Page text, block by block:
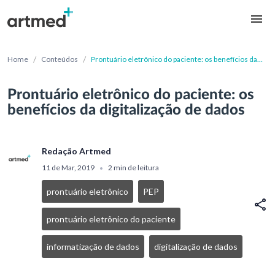
Home / Conteúdos / Prontuário eletrônico do paciente: os benefícios da
Prontuário eletrônico do paciente: os
benefícios da digitalização de dados
Redação Artmed
11 de Mar, 2019 • 2 min de leitura
prontuário eletrônico PEP
prontuário eletrônico do paciente
informatização de dados digitalização de dados